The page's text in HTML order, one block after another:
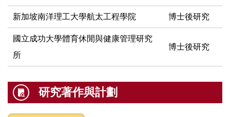
新加坡南洋理工大學航太工程學院 博士後研究
國立成功大學體育休閒與健康管理研究
所
博士後研究
研究著作與計劃